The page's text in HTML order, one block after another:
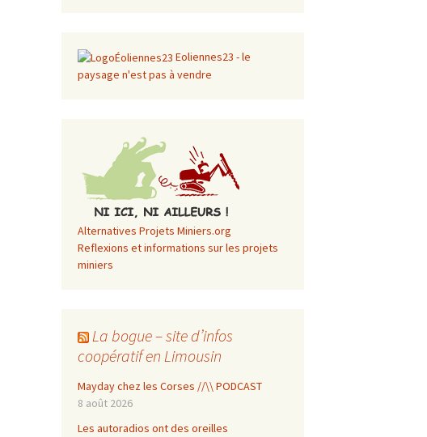
Eoliennes23 - le
paysage n'est pas à vendre
Alternatives Projets Miniers.org
Reflexions et informations sur les projets
miniers
La bogue – site d’infos
coopératif en Limousin
Mayday chez les Corses //\\ PODCAST
8 août 2026
Les autoradios ont des oreilles